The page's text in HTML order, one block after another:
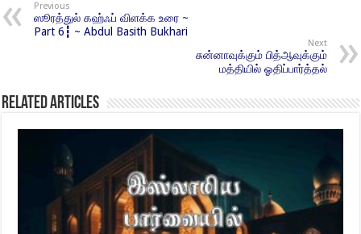
Previous
ஸூரத்துல் கஹ்ஃப் விளக்க உரை ~
Part 6┇ ~ Abdul Basith Bukhari
Next
சுன்னாவுக்கும் பித்ஆவுக்கும்
மத்தியில் ஓதிப்பார்த்தல்
Related Articles